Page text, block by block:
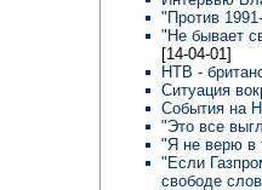
"Против
"Не бывает
[14-04-01]
НТВ -
Ситуация
События на
"Это все
"Я не верю в
"Если
свободе